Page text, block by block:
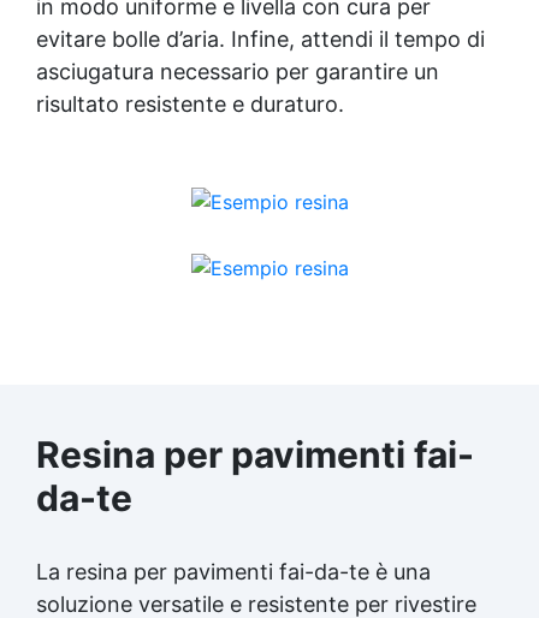
in modo uniforme e livella con cura per
evitare bolle d’aria. Infine, attendi il tempo di
asciugatura necessario per garantire un
risultato resistente e duraturo.
Resina per pavimenti fai-
da-te
La resina per pavimenti fai-da-te è una
soluzione versatile e resistente per rivestire